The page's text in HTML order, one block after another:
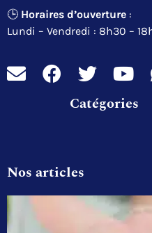
🕒 Horaires d’ouverture :
Lundi – Vendredi : 8h30 –
Catégories
Nos articles